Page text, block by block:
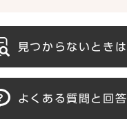
見つからないときは
よくある質問と回答